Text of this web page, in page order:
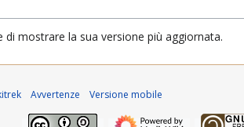
di mostrare la sua versione più aggiornata.
Avvertenze Versione mobile